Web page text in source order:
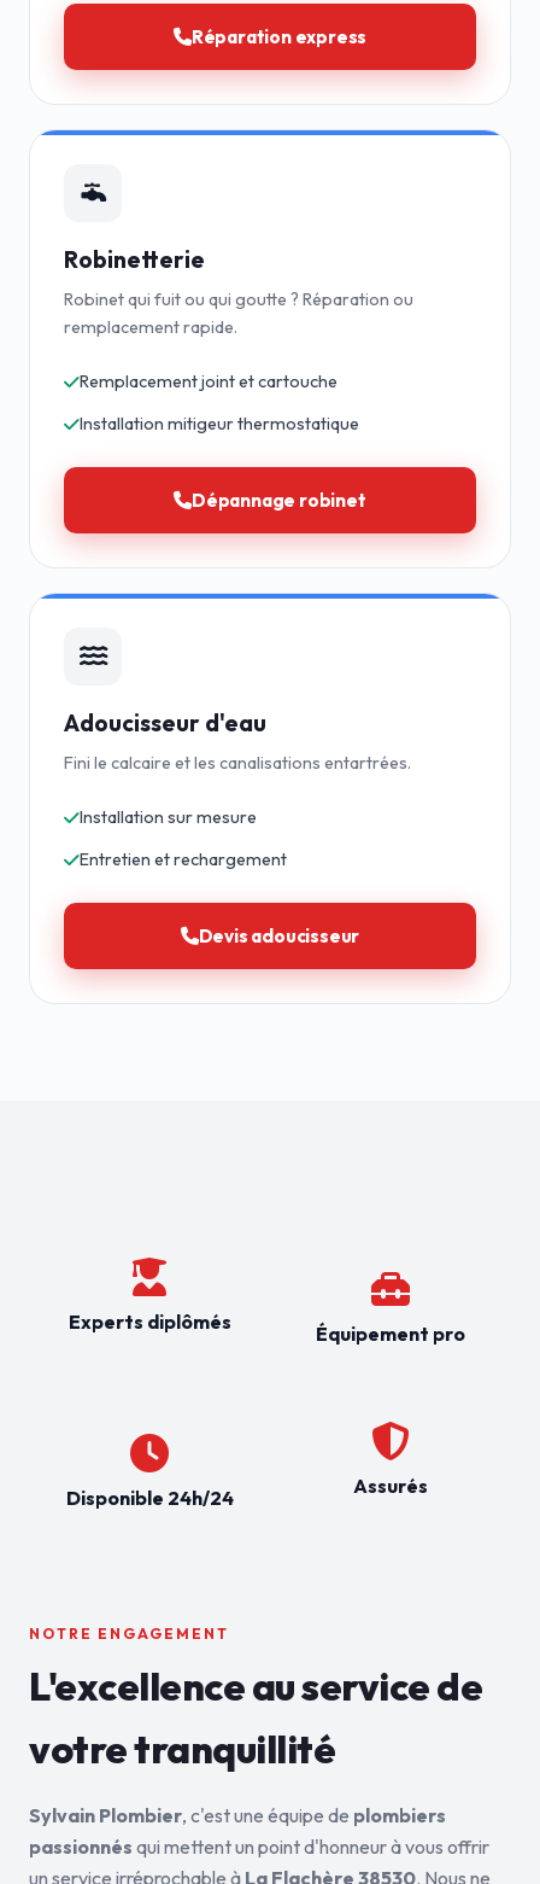
Réparation express
Robinetterie
Robinet qui fuit ou qui goutte ? Réparation ou
remplacement rapide.
Remplacement joint et cartouche
Installation mitigeur thermostatique
Dépannage robinet
Adoucisseur d'eau
Fini le calcaire et les canalisations entartrées.
Installation sur mesure
Entretien et rechargement
Devis adoucisseur
Experts diplômés
Disponible 24h/24
Équipement pro
Assurés
NOTRE ENGAGEMENT
L'excellence au service de
votre tranquillité
Sylvain Plombier, c'est une équipe de plombiers
passionnés qui mettent un point d'honneur à vous offrir
un service irréprochable à La Flachère 38530. Nous ne